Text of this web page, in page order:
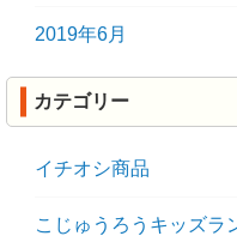
2019年6月
カテゴリー
イチオシ商品
こじゅうろうキッズラ